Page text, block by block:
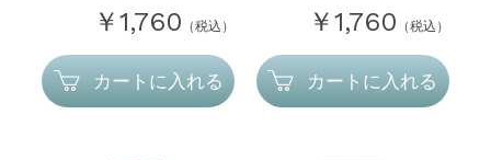
￥1,760 （税込）
カートに入れる
￥1,760 （税込）
カートに入れる